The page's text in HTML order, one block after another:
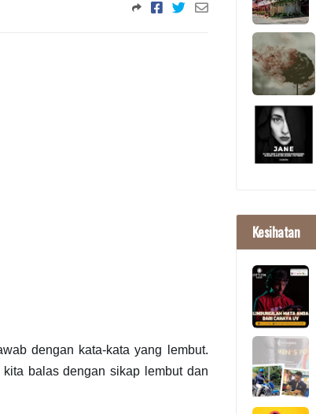
dengan kata-kata yang lembut.
balas dengan sikap lembut dan
Kesihatan